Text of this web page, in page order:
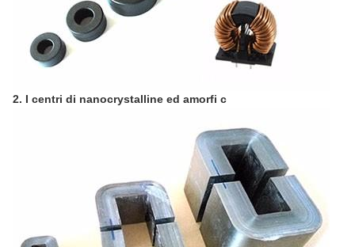
2. I centri di nanocrystalline ed amorfi c